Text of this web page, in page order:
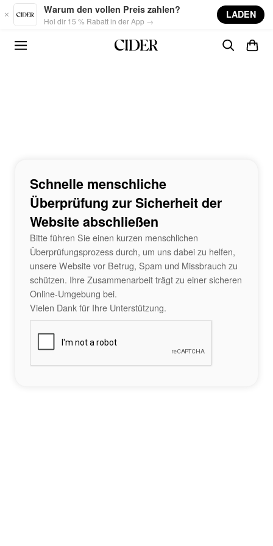
Skip to main content
Warum den vollen Preis zahlen?
Hol dir 15 % Rabatt in der App →
LADEN
Schnelle menschliche
Überprüfung zur Sicherheit der
Website abschließen
Bitte führen Sie einen kurzen menschlichen
Überprüfungsprozess durch, um uns dabei zu helfen,
unsere Website vor Betrug, Spam und Missbrauch zu
schützen. Ihre Zusammenarbeit trägt zu einer sicheren
Online-Umgebung bei.
Vielen Dank für Ihre Unterstützung.